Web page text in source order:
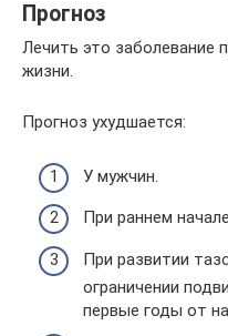
Прогноз
Лечить это заболевание
жизни.
Прогноз ухудшается:
У мужчин.
При раннем
При развитии
ограничении
первые годы от